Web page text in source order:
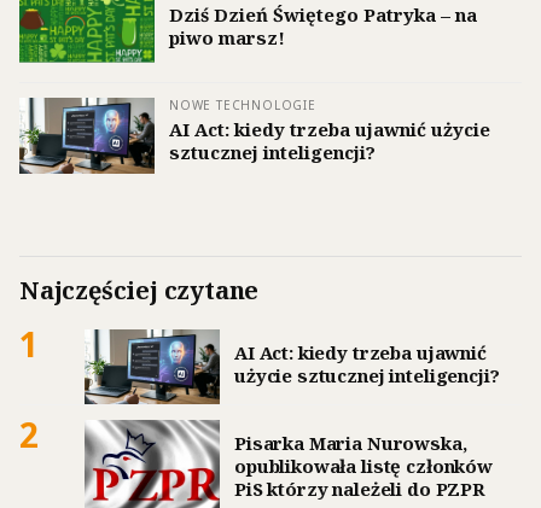
Dziś Dzień Świętego Patryka – na
piwo marsz!
NOWE TECHNOLOGIE
AI Act: kiedy trzeba ujawnić użycie
sztucznej inteligencji?
Najczęściej czytane
1
AI Act: kiedy trzeba ujawnić
użycie sztucznej inteligencji?
2
Pisarka Maria Nurowska,
opublikowała listę członków
PiS którzy należeli do PZPR